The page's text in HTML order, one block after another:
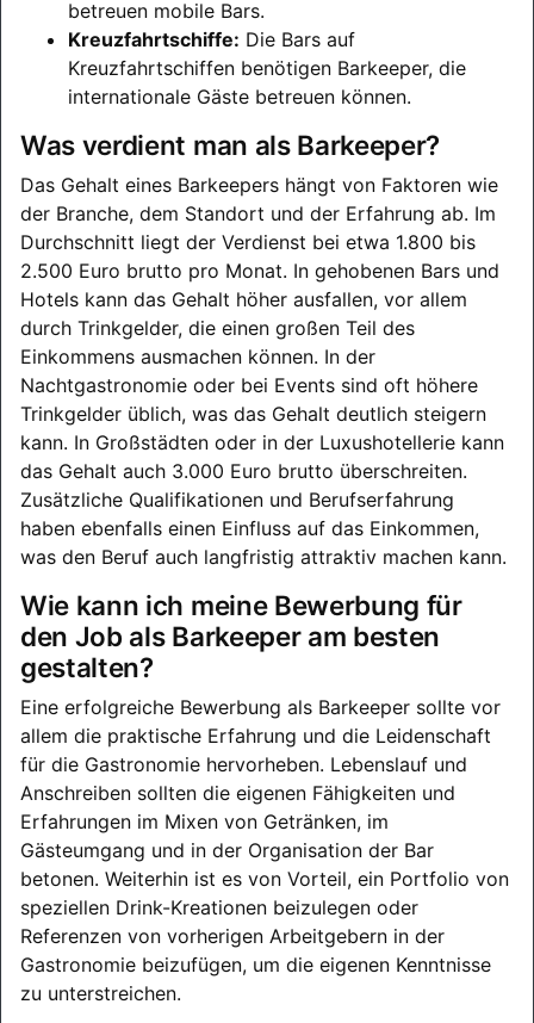
betreuen mobile Bars.
Kreuzfahrtschiffe: Die Bars auf
Kreuzfahrtschiffen benötigen Barkeeper, die
internationale Gäste betreuen können.
Was verdient man als Barkeeper?
Das Gehalt eines Barkeepers hängt von Faktoren wie
der Branche, dem Standort und der Erfahrung ab. Im
Durchschnitt liegt der Verdienst bei etwa 1.800 bis
2.500 Euro brutto pro Monat. In gehobenen Bars und
Hotels kann das Gehalt höher ausfallen, vor allem
durch Trinkgelder, die einen großen Teil des
Einkommens ausmachen können. In der
Nachtgastronomie oder bei Events sind oft höhere
Trinkgelder üblich, was das Gehalt deutlich steigern
kann. In Großstädten oder in der Luxushotellerie kann
das Gehalt auch 3.000 Euro brutto überschreiten.
Zusätzliche Qualifikationen und Berufserfahrung
haben ebenfalls einen Einfluss auf das Einkommen,
was den Beruf auch langfristig attraktiv machen kann.
Wie kann ich meine Bewerbung für
den Job als Barkeeper am besten
gestalten?
Eine erfolgreiche Bewerbung als Barkeeper sollte vor
allem die praktische Erfahrung und die Leidenschaft
für die Gastronomie hervorheben. Lebenslauf und
Anschreiben sollten die eigenen Fähigkeiten und
Erfahrungen im Mixen von Getränken, im
Gästeumgang und in der Organisation der Bar
betonen. Weiterhin ist es von Vorteil, ein Portfolio von
speziellen Drink-Kreationen beizulegen oder
Referenzen von vorherigen Arbeitgebern in der
Gastronomie beizufügen, um die eigenen Kenntnisse
zu unterstreichen.